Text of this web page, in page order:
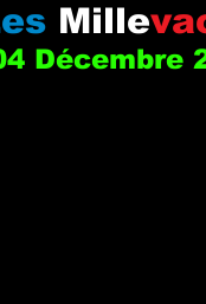
Mille
Décembre